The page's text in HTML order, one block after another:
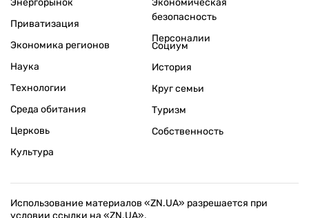
Энергорынок
Приватизация
Экономика регионов
Экономическая
безопасность
Персоналии
Наука
Технологии
Среда обитания
Церковь
Культура
Социум
История
Круг семьи
Туризм
Собственность
Использование материалов «ZN.UA» разрешается при
условии ссылки на «ZN.UA».